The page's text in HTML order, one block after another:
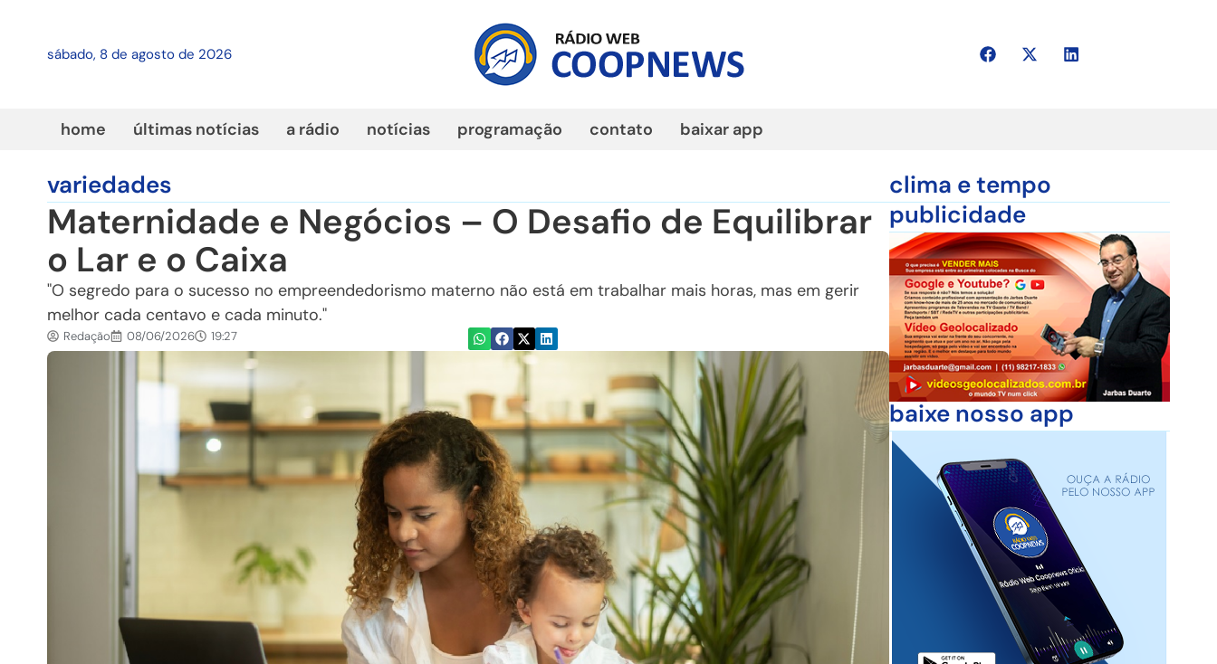
sábado, 8 de agosto de 2026
home últimas notícias a rádio notícias programação contato baixar app
variedades
Maternidade e Negócios – O Desafio de Equilibrar
o Lar e o Caixa
"O segredo para o sucesso no empreendedorismo materno não está em trabalhar mais horas, mas em gerir
melhor cada centavo e cada minuto."
Redação 08/06/2026 19:27
clima e tempo
publicidade
baixe nosso app